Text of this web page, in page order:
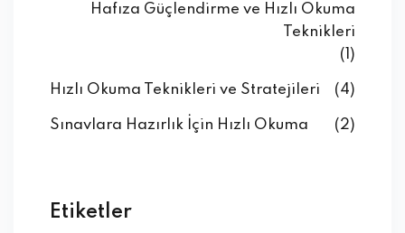
Hafıza Güçlendirme ve Hızlı Okuma
Teknikleri
(1)
Hızlı Okuma Teknikleri ve Stratejileri (4)
Sınavlara Hazırlık İçin Hızlı Okuma (2)
Etiketler